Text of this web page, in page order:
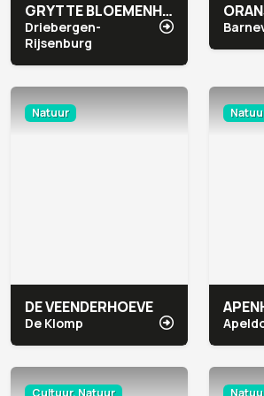
GRYTTE BLOEMENHEUVEL
Driebergen-
Rijsenburg
Natuur
DE VEENDERHOEVE
De Klomp
Cultuur, Natuur